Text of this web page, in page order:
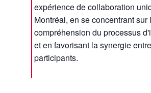
expérience de collaboration
Montréal, en se concentrant sur
compréhension du processus
et en favorisant la synergie
participants.